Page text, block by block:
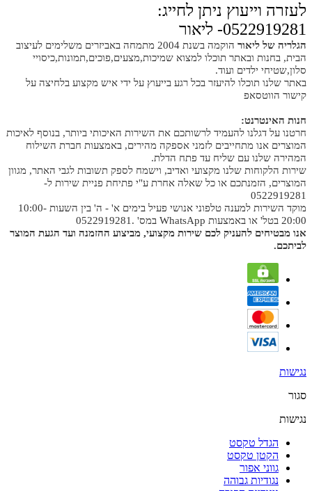
לעזרה וייעוץ ניתן לחייג:
0522919281- ליאור
הגלריה של ליאור
הוקמה בשנת 2004 מתמחה באביזרים משלימים לעיצוב
הבית, בחנות ובאתר תוכלו למצוא שמיכות,מצעים,פוכים,תמונות,כיסויי
סלון,שטיחי ילדים ועוד.
באתר שלנו תוכלו להיעזר בכל רגע בייעוץ על ידי איש מקצוע בלחיצה על
קישור הווטסאפ
חנות האינטרנט:
חרטנו על דגלנו להעמיד לרשותכם את השירות האיכותי ביותר, בנוסף לאיכות
המוצרים אנו מתחייבים לזמני אספקה מהירים, באמצעות חברת השילוח
המהירה שלנו עם שליח עד פתח הדלת.
שירות הלקוחות שלנו מקצועי ואדיב, וישמח לספק תשובות לגבי האתר, מגוון
המוצרים, הזמנתכם או כל שאלה אחרת ע"י פתיחת פניית שירות ל-
0522919281
מוקד השירות למענה טלפוני אנושי פעיל בימים א' - ה' בין השעות 10:00-
20:00 בטל' או באמצעות WhatsApp במס' .0522919281
אנו מבטיחים להעניק לכם שירות מקצועי, מביצוע ההזמנה ועד הגעת המוצר
לביתכם.
נגישות
סגור
נגישות
הגדל טקסט
הקטן טקסט
גווני אפור
נגודיות גבוהה